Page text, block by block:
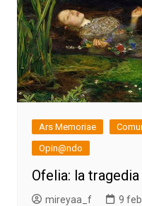
Ars Memoriae
Opin@ndo
Ofelia: la
mireyaa_f 9